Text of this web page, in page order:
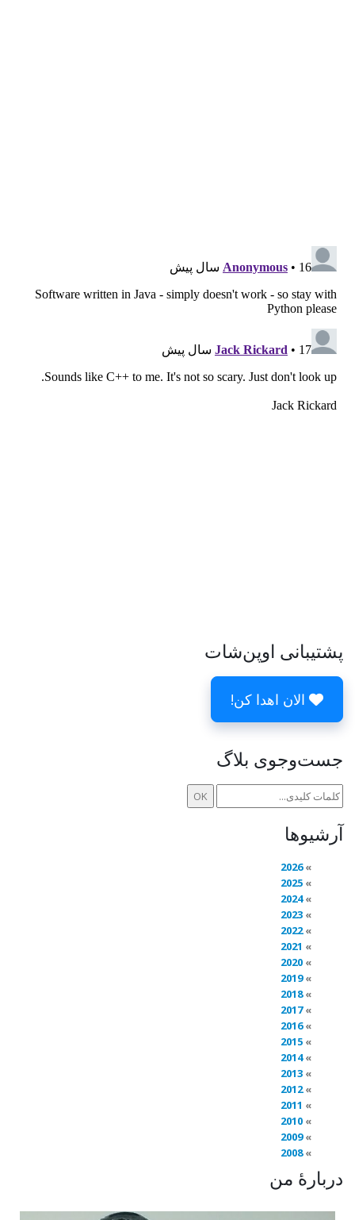
پشتیبانی اوپن‌شات
الان اهدا کن!
جست‌وجوی بلاگ
آرشیوها
2026
2025
2024
2023
2022
2021
2020
2019
2018
2017
2016
2015
2014
2013
2012
2011
2010
2009
2008
دربارهٔ من